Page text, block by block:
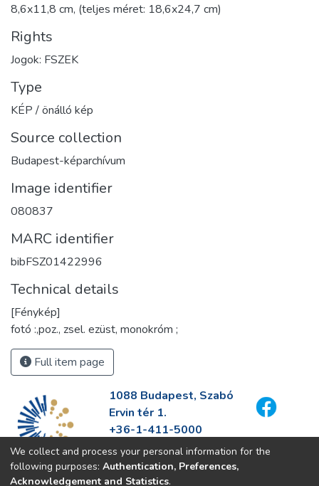
8,6x11,8 cm, (teljes méret: 18,6x24,7 cm)
Rights
Jogok: FSZEK
Type
KÉP / önálló kép
Source collection
Budapest-képarchívum
Image identifier
080837
MARC identifier
bibFSZ01422996
Technical details
[Fénykép]
fotó :,poz., zsel. ezüst, monokróm ;
Full item page
1088 Budapest, Szabó
Ervin tér 1.
+36-1-411-5000
info@fszek.hu
https://fszek.hu
We collect and process your personal information for the
following purposes: Authentication, Preferences,
Acknowledgement and Statistics.